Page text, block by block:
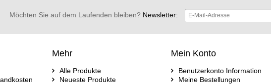
Möchten Sie auf dem Laufenden bleiben?Newsletter:
Mehr
Alle Produkte
Neueste Produkte
Mein Konto
Benutzerkonto Information
Meine Bestellungen